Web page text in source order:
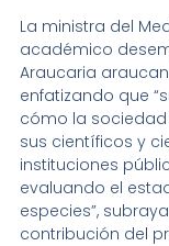
La ministra del
académico
Araucaria
enfatizando que
cómo la sociedad
sus científicos y
instituciones
evaluando el
especies”,
contribución del